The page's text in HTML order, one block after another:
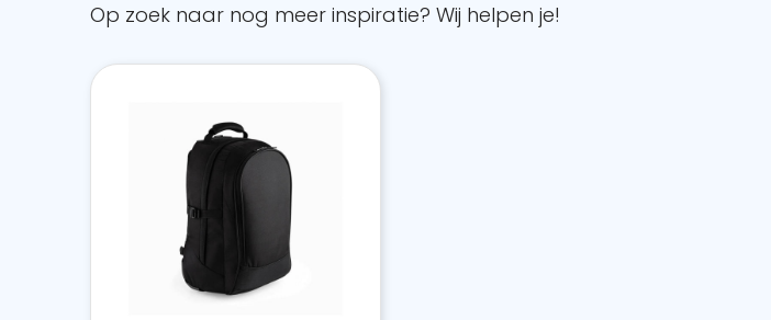
Op zoek naar nog meer inspiratie? Wij helpen je!